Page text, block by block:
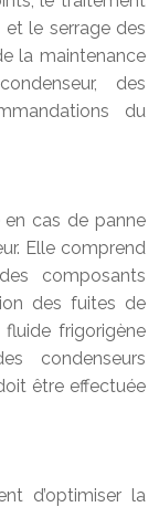
et le serrage des
la maintenance
des
du
en cas de panne
Elle comprend
composants
des fuites de
frigorigène
condenseurs
être effectuée
d’optimiser la